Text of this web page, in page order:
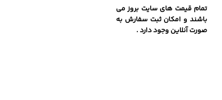
تمام قیمت های سایت بروز می
باشند و امکان ثبت سفارش به
صورت آنلاین وجود دارد .